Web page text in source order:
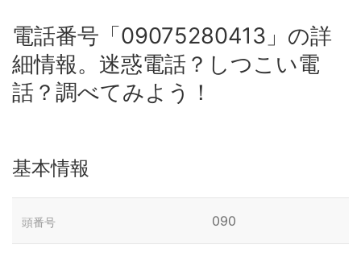
電話番号「09075280413」の詳
細情報。迷惑電話？しつこい電
話？調べてみよう！
基本情報
頭番号 090